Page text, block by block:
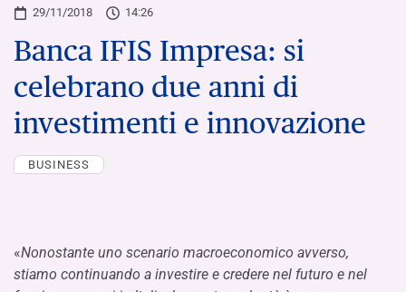
29/11/2018 14:26
Banca IFIS Impresa: si
celebrano due anni di
investimenti e innovazione
BUSINESS
«Nonostante uno scenario macroeconomico avverso,
stiamo continuando a investire e credere nel futuro e nel